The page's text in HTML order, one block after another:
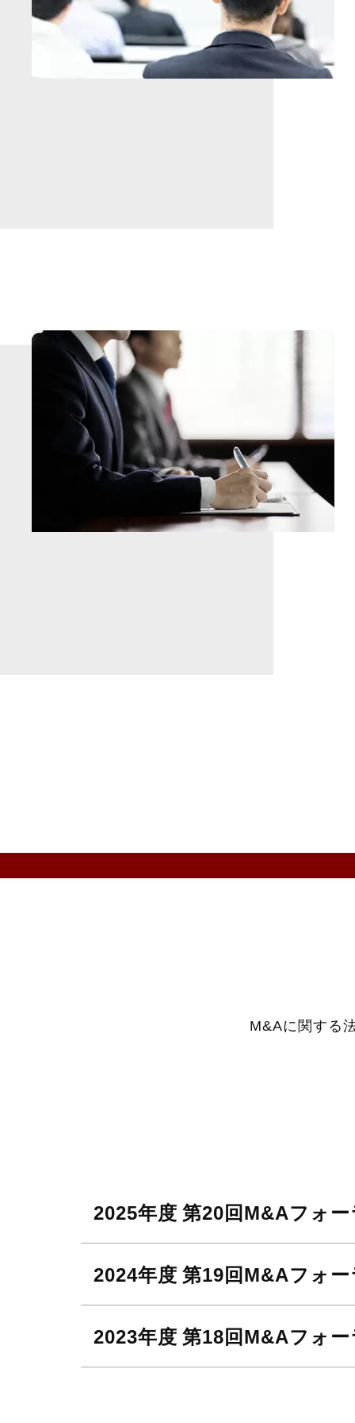
M&Aに関する
2025年度第20回M&Aフォ
2024年度第19回M&Aフォ
2023年度第18回M&Aフォ